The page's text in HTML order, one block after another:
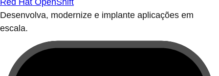
Red Hat OpenShift
Desenvolva, modernize e implante aplicações em
escala.